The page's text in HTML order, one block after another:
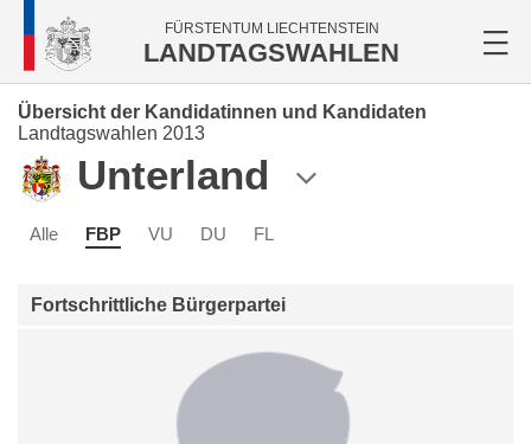
FÜRSTENTUM LIECHTENSTEIN
LANDTAGSWAHLEN
Übersicht der Kandidatinnen und Kandidaten
Landtagswahlen 2013
Unterland
Alle FBP VU DU FL
Fortschrittliche Bürgerpartei